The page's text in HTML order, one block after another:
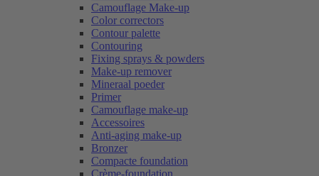
Camouflage Make-up
Color correctors
Contour palette
Contouring
Fixing sprays & powders
Make-up remover
Mineraal poeder
Primer
Camouflage make-up
Accessoires
Anti-aging make-up
Bronzer
Compacte foundation
Crème-foundation